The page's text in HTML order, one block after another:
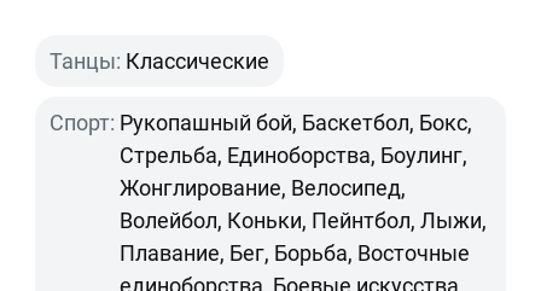
Танцы: Классические
Спорт: Рукопашный бой, Баскетбол, Бокс,
Стрельба, Единоборства, Боулинг,
Жонглирование, Велосипед,
Волейбол, Коньки, Пейнтбол, Лыжи,
Плавание, Бег, Борьба, Восточные
единоборства, Боевые искусства,